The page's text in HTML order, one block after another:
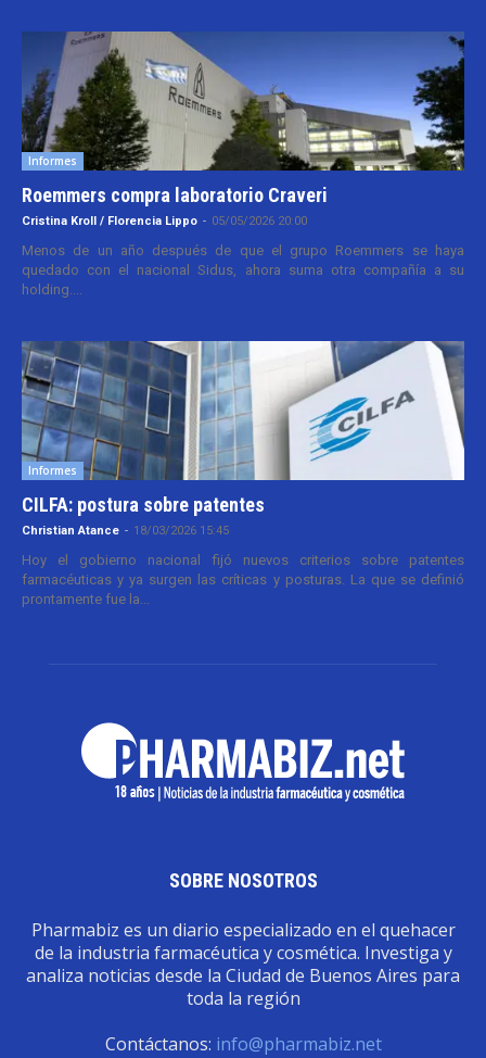
Informes
Roemmers compra laboratorio Craveri
Cristina Kroll / Florencia Lippo - 05/05/2026 20:00
Menos de un año después de que el grupo Roemmers se haya
quedado con el nacional Sidus, ahora suma otra compañía a su
holding....
Informes
CILFA: postura sobre patentes
Christian Atance - 18/03/2026 15:45
Hoy el gobierno nacional fijó nuevos criterios sobre patentes
farmacéuticas y ya surgen las críticas y posturas. La que se definió
prontamente fue la...
SOBRE NOSOTROS
Pharmabiz es un diario especializado en el quehacer
de la industria farmacéutica y cosmética. Investiga y
analiza noticias desde la Ciudad de Buenos Aires para
toda la región
Contáctanos: info@pharmabiz.net